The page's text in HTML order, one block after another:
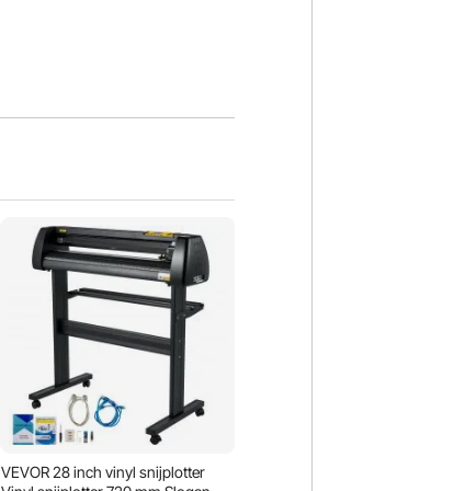
VEVOR 28 inch vinyl snijplotter